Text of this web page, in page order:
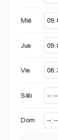
Mié
Jue
Vie
Sáb
Dom